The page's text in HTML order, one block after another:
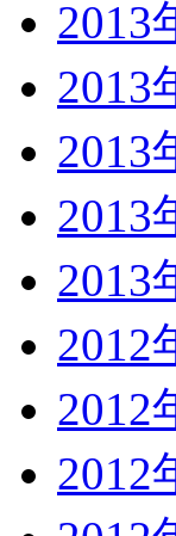
2013
2013
2013
2013
2013
2012
2012
2012